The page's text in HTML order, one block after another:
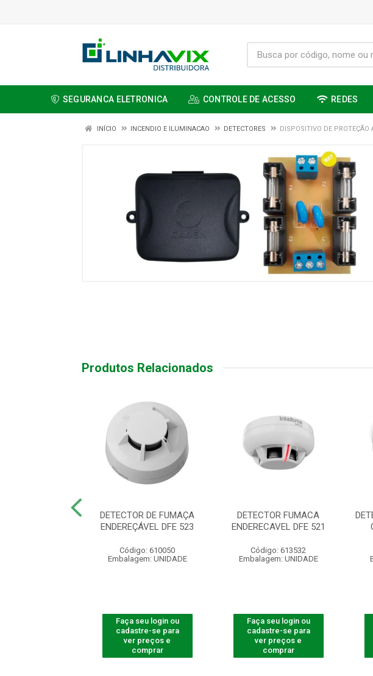
SEGURANCA ELETRONICA CONTROLE DE ACESSO REDES
INÍCIO INCENDIO E ILUMINACAO DETECTORES DISPOSITIVO DE PROTEÇÃO
Produtos Relacionados
DETECTOR DE FUMAÇA
ENDEREÇÁVEL DFE 523
Código: 610050
Embalagem: UNIDADE
Faça seu login ou
cadastre-se para
ver preços e
comprar
DETECTOR FUMACA
ENDERECAVEL DFE 521
Código: 613532
Embalagem: UNIDADE
Faça seu login ou
cadastre-se para
ver preços e
comprar